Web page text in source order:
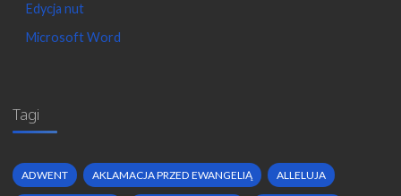
Edycja nut
Microsoft Word
Tagi
ADWENT AKLAMACJA PRZED EWANGELIĄ ALLELUJA